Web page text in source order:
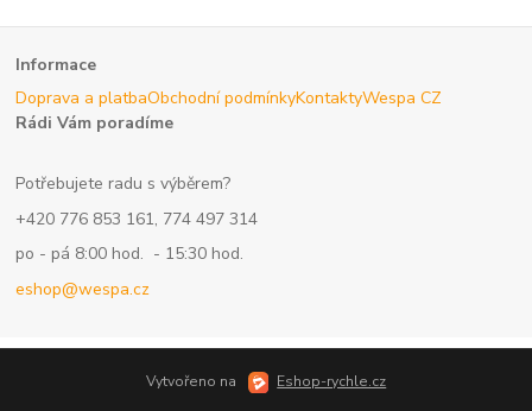
Informace
Doprava a platbaObchodní podmínkyKontaktyWespa CZ
Rádi Vám poradíme
Potřebujete radu s výběrem?
+420 776 853 161, 774 497 314
po - pá 8:00 hod. - 15:30 hod.
eshop@wespa.cz
Vytvořeno na Eshop-rychle.cz